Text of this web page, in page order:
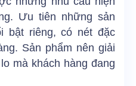
Ưu tiên những sản
bật riêng, có nét đặc
Sản phẩm nên giải
mà khách hàng đang